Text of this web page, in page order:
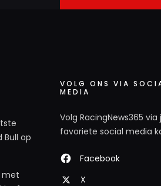
Bull op
met
VOLG ONS VIA
MEDIA
Volg RacingNews365 via
favoriete social media
Facebook
X